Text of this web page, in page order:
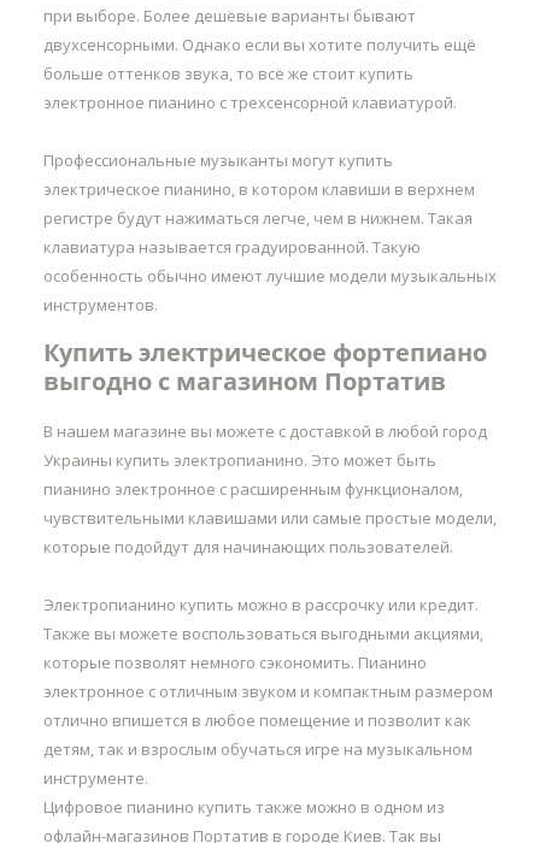
при выборе. Более дешёвые варианты бывают
двухсенсорными. Однако если вы хотите получить ещё
больше оттенков звука, то всё же стоит купить
электронное пианино с трехсенсорной клавиатурой.
Профессиональные музыканты могут купить
электрическое пианино, в котором клавиши в верхнем
регистре будут нажиматься легче, чем в нижнем. Такая
клавиатура называется градуированной. Такую
особенность обычно имеют лучшие модели музыкальных
инструментов.
Купить электрическое фортепиано
выгодно с магазином Портатив
В нашем магазине вы можете с доставкой в любой город
Украины купить электропианино. Это может быть
пианино электронное с расширенным функционалом,
чувствительными клавишами или самые простые модели,
которые подойдут для начинающих пользователей.
Электропианино купить можно в рассрочку или кредит.
Также вы можете воспользоваться выгодными акциями,
которые позволят немного сэкономить. Пианино
электронное с отличным звуком и компактным размером
отлично впишется в любое помещение и позволит как
детям, так и взрослым обучаться игре на музыкальном
инструменте.
Цифровое пианино купить также можно в одном из
офлайн-магазинов Портатив в городе Киев. Так вы